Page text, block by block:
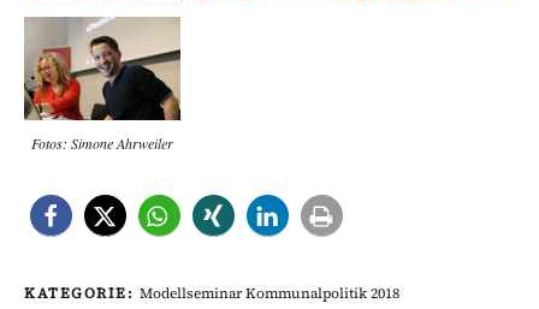
Fotos: Simone Ahrweiler
KATEGORIE: Modellseminar Kommunalpolitik 2018